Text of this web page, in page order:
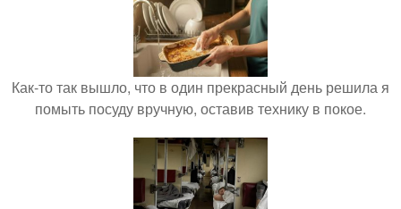
Как-то так вышло, что в один прекрасный день решила я
помыть посуду вручную, оставив технику в покое.